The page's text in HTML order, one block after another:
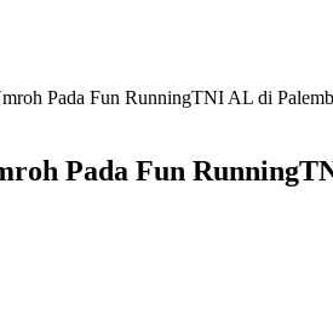
Pada Fun RunningTNI AL di
Pada Fun